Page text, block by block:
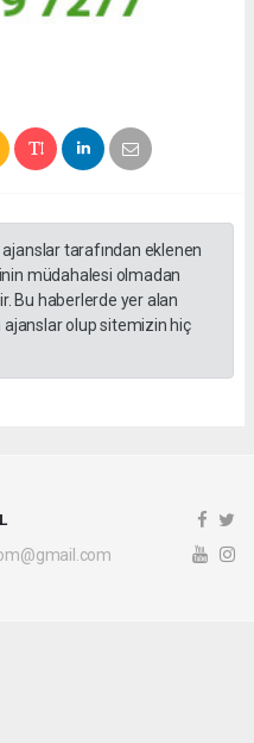
tarafından eklenen
müdahalesi olmadan
Bu haberlerde yer alan
olup sitemizin hiç